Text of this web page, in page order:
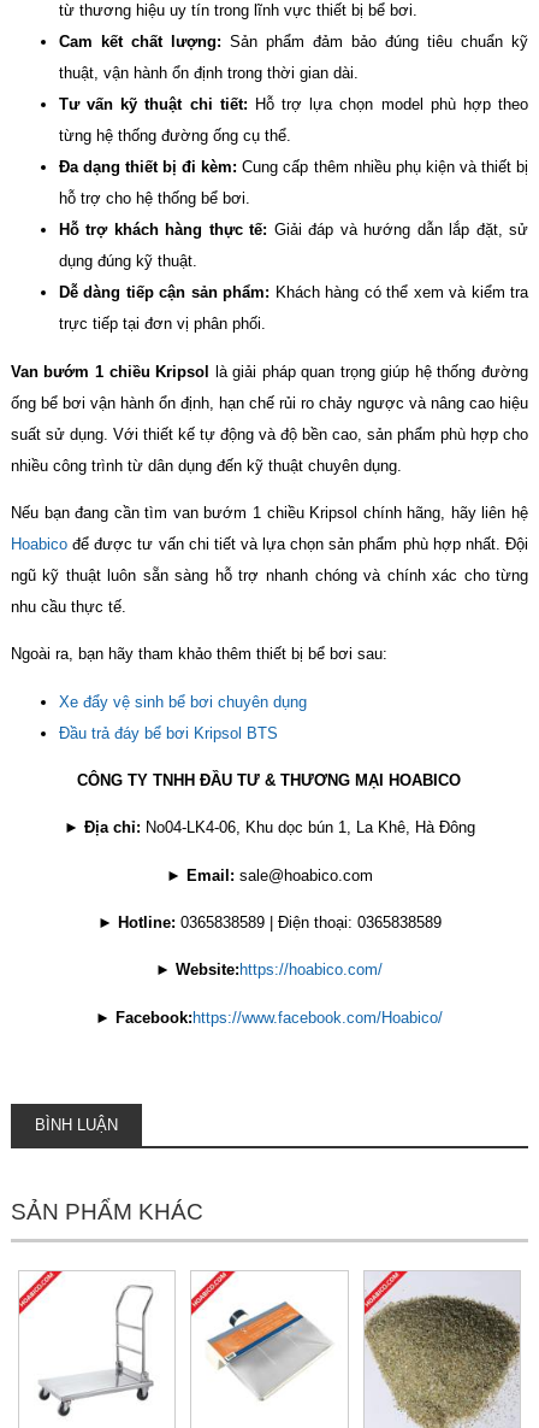
từ thương hiệu uy tín trong lĩnh vực thiết bị bể bơi.
Cam kết chất lượng: Sản phẩm đảm bảo đúng tiêu chuẩn kỹ
thuật, vận hành ổn định trong thời gian dài.
Tư vấn kỹ thuật chi tiết: Hỗ trợ lựa chọn model phù hợp theo
từng hệ thống đường ống cụ thể.
Đa dạng thiết bị đi kèm: Cung cấp thêm nhiều phụ kiện và thiết bị
hỗ trợ cho hệ thống bể bơi.
Hỗ trợ khách hàng thực tế: Giải đáp và hướng dẫn lắp đặt, sử
dụng đúng kỹ thuật.
Dễ dàng tiếp cận sản phẩm: Khách hàng có thể xem và kiểm tra
trực tiếp tại đơn vị phân phối.
Van bướm 1 chiều Kripsol là giải pháp quan trọng giúp hệ thống đường
ống bể bơi vận hành ổn định, hạn chế rủi ro chảy ngược và nâng cao hiệu
suất sử dụng. Với thiết kế tự động và độ bền cao, sản phẩm phù hợp cho
nhiều công trình từ dân dụng đến kỹ thuật chuyên dụng.
Nếu bạn đang cần tìm van bướm 1 chiều Kripsol chính hãng, hãy liên hệ
Hoabicođể được tư vấn chi tiết và lựa chọn sản phẩm phù hợp nhất. Đội
ngũ kỹ thuật luôn sẵn sàng hỗ trợ nhanh chóng và chính xác cho từng
nhu cầu thực tế.
Ngoài ra, bạn hãy tham khảo thêm thiết bị bể bơi sau:
Xe đẩy vệ sinh bể bơi chuyên dụng
Đầu trả đáy bể bơi Kripsol BTS
CÔNG TY TNHH ĐẦU TƯ & THƯƠNG MẠI HOABICO
► Địa chỉ: No04-LK4-06, Khu dọc bún 1, La Khê, Hà Đông
► Email: sale@hoabico.com
► Hotline: 0365838589 | Điện thoại: 0365838589
►Website: https://hoabico.com/
►Facebook:https://www.facebook.com/Hoabico/
BÌNH LUẬN
SẢN PHẨM KHÁC